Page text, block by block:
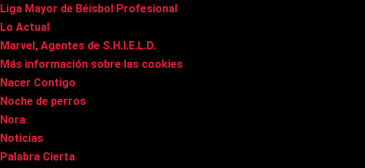
Liga Mayor de Béisbol Profesional
Lo Actual
Marvel, Agentes de S.H.I.E.L.D.
Más información sobre las cookies
Nacer Contigo
Noche de perros
Nora
Noticias
Palabra Cierta